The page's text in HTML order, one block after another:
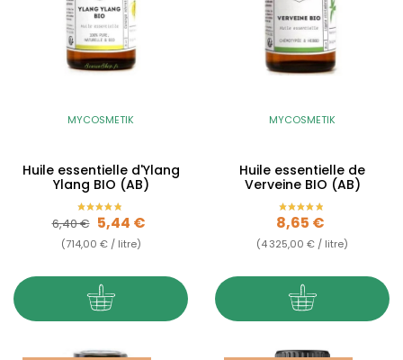
MYCOSMETIK
Huile essentielle d'Ylang
Ylang BIO (AB)
Prix de base
6,40 € Prix
5,44 €
(714,00 € / litre)
MYCOSMETIK
Huile essentielle de
Verveine BIO (AB)
Prix
8,65 €
(4 325,00 € / litre)